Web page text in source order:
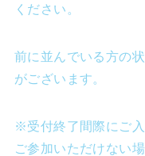
ください。
前に並んでいる方の
がございます。
※受付終了間際にご
ご参加いただけない